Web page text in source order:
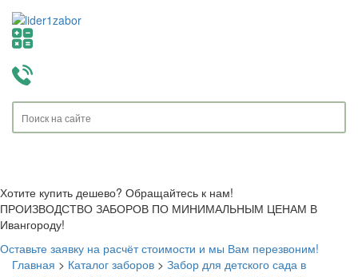
Хотите купить дешево? Обращайтесь к нам!
ПРОИЗВОДСТВО ЗАБОРОВ ПО МИНИМАЛЬНЫМ ЦЕНАМ В
Ивангороду!
Оставьте заявку на расчёт стоимости и мы Вам перезвоним!
Главная > Каталог заборов > Забор для детского сада в